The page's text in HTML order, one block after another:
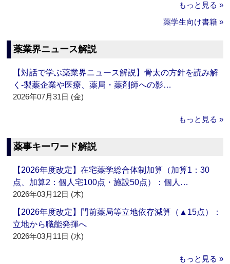
もっと見る »
薬学生向け書籍 »
薬業界ニュース解説
【対話で学ぶ薬業界ニュース解説】骨太の方針を読み解
く‐製薬企業や医療、薬局・薬剤師への影…
2026年07月31日 (金)
もっと見る »
薬事キーワード解説
【2026年度改定】在宅薬学総合体制加算（加算1：30
点、加算2：個人宅100点・施設50点）：個人…
2026年03月12日 (木)
【2026年度改定】門前薬局等立地依存減算（▲15点）：
立地から職能発揮へ
2026年03月11日 (水)
もっと見る »